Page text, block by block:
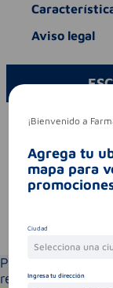
Aviso legal
Por favor,
Sin comentarios.
Te puede
Por favor
recomendados
¡Bienvenido a
Agrega tu
mapa para
Ciudad
Selecciona una
Ingresa tu dirección